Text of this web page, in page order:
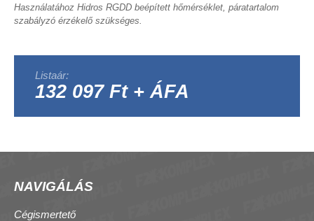
Használatához Hidros RGDD beépített hőmérséklet, páratartalom
szabályzó érzékelő szükséges.
Listaár:
132 097 Ft + ÁFA
NAVIGÁLÁS
Cégismertető